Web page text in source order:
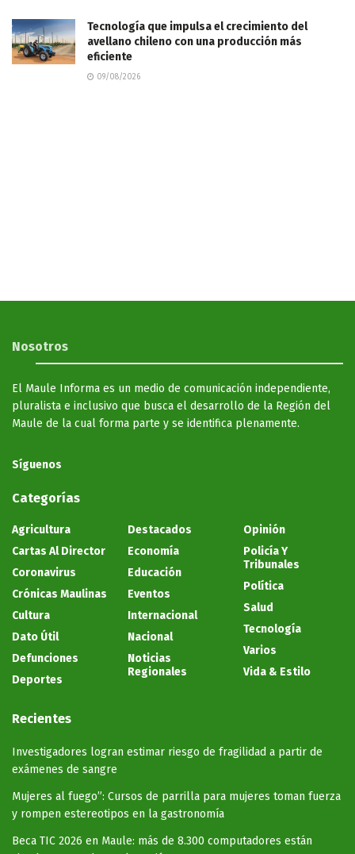
Tecnología que impulsa el crecimiento del
avellano chileno con una producción más
eficiente
09/08/2026
Nosotros
El Maule Informa es un medio de comunicación independiente,
pluralista e inclusivo que busca el desarrollo de la Región del
Maule de la cual forma parte y se identifica plenamente.
Síguenos
Categorías
Agricultura
Cartas Al Director
Coronavirus
Crónicas Maulinas
Cultura
Dato Útil
Defunciones
Deportes
Destacados
Economía
Educación
Eventos
Internacional
Nacional
Noticias
Regionales
Opinión
Policía Y
Tribunales
Política
Salud
Tecnología
Varios
Vida & Estilo
Recientes
Investigadores logran estimar riesgo de fragilidad a partir de
exámenes de sangre
Mujeres al fuego”: Cursos de parrilla para mujeres toman fuerza
y rompen estereotipos en la gastronomía
Beca TIC 2026 en Maule: más de 8.300 computadores están